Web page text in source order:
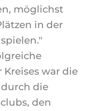
möglichst
in der
war die
die
den